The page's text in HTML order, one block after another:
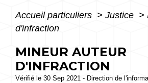
Accueil particuliers > Justice >
d'infraction
MINEUR AUTEUR
D'INFRACTION
Vérifié le 30 Sep 2021 - Direction de